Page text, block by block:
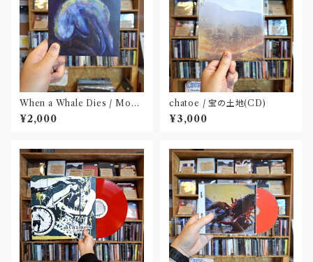
When a Whale Dies / Moby
Dick(CD)
¥2,000
chatoe / 宝の土地(CD)
¥3,000